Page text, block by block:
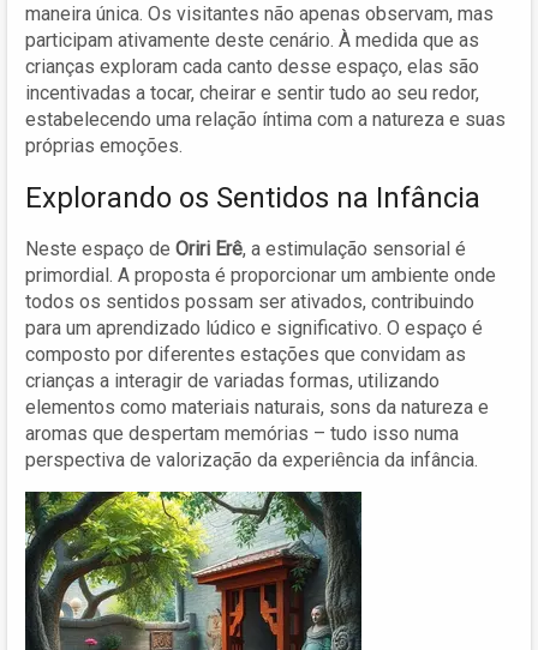
maneira única. Os visitantes não apenas observam, mas
participam ativamente deste cenário. À medida que as
crianças exploram cada canto desse espaço, elas são
incentivadas a tocar, cheirar e sentir tudo ao seu redor,
estabelecendo uma relação íntima com a natureza e suas
próprias emoções.
Explorando os Sentidos na Infância
Neste espaço de Oriri Erê, a estimulação sensorial é
primordial. A proposta é proporcionar um ambiente onde
todos os sentidos possam ser ativados, contribuindo
para um aprendizado lúdico e significativo. O espaço é
composto por diferentes estações que convidam as
crianças a interagir de variadas formas, utilizando
elementos como materiais naturais, sons da natureza e
aromas que despertam memórias – tudo isso numa
perspectiva de valorização da experiência da infância.